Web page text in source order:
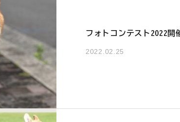
フォトコンテスト2022開
2022.02.25